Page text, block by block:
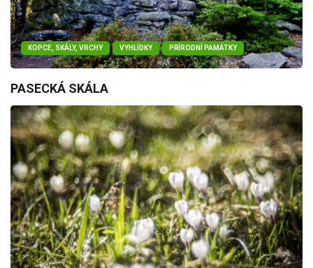
KOPCE, SKÁLY, VRCHY VYHLÍDKY PŘÍRODNÍ PAMÁTKY
PASECKÁ SKÁLA